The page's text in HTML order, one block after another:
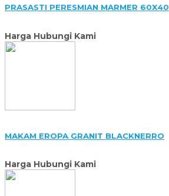
PRASASTI PERESMIAN MARMER 60X40
Harga Hubungi Kami
MAKAM EROPA GRANIT BLACKNERRO
Harga Hubungi Kami